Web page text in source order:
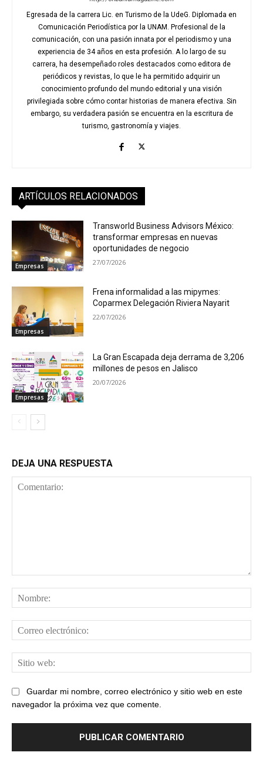
Egresada de la carrera Lic. en Turismo de la UdeG. Diplomada en
Comunicación Periodística por la UNAM. Profesional de la
comunicación, con una pasión innata por el periodismo y una
experiencia de 34 años en esta profesión. A lo largo de su
carrera, ha desempeñado roles destacados como editora de
periódicos y revistas, lo que le ha permitido adquirir un
conocimiento profundo del mundo editorial y una visión
privilegiada sobre cómo contar historias de manera efectiva. Sin
embargo, su verdadera pasión se encuentra en la escritura de
turismo, gastronomía y viajes.
ARTÍCULOS RELACIONADOS
Empresas
Transworld Business Advisors México:
transformar empresas en nuevas
oportunidades de negocio
27/07/2026
Empresas
Frena informalidad a las mipymes:
Coparmex Delegación Riviera Nayarit
22/07/2026
Empresas
La Gran Escapada deja derrama de 3,206
millones de pesos en Jalisco
20/07/2026
DEJA UNA RESPUESTA
Guardar mi nombre, correo electrónico y sitio web en este
navegador la próxima vez que comente.